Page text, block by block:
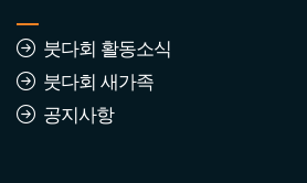
붓다회 활동소식
붓다회 새가족
공지사항